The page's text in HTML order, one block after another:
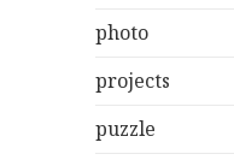
photo
projects
puzzle